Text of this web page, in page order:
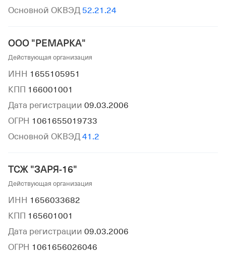
Основной ОКВЭД 52.21.24
ООО "РЕМАРКА"
Действующая организация
ИНН 1655105951
КПП 166001001
Дата регистрации 09.03.2006
ОГРН 1061655019733
Основной ОКВЭД 41.2
ТСЖ "ЗАРЯ-16"
Действующая организация
ИНН 1656033682
КПП 165601001
Дата регистрации 09.03.2006
ОГРН 1061656026046